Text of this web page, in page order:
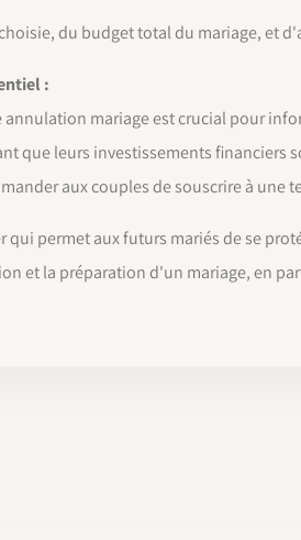
du budget total du mariage, et
:
mariage est crucial pour
que leurs investissements financiers
aux couples de souscrire à une
permet aux futurs mariés de se
et la préparation d'un mariage, en